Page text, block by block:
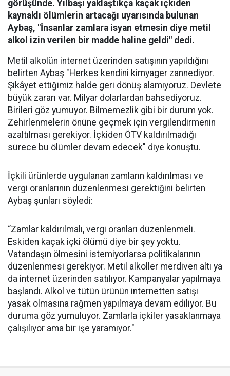
görüşünde. Yılbaşı yaklaştıkça kaçak içkiden
kaynaklı ölümlerin artacağı uyarısında bulunan
Aybaş, "İnsanlar zamlara isyan etmesin diye metil
alkol izin verilen bir madde haline geldi" dedi.
Metil alkolün internet üzerinden satışının yapıldığını
belirten Aybaş "Herkes kendini kimyager zannediyor.
Şikâyet ettiğimiz halde geri dönüş alamıyoruz. Devlete
büyük zararı var. Milyar dolarlardan bahsediyoruz.
Birileri göz yumuyor. Bilmemezlik gibi bir durum yok.
Zehirlenmelerin önüne geçmek için vergilendirmenin
azaltılması gerekiyor. İçkiden ÖTV kaldırılmadığı
sürece bu ölümler devam edecek" diye konuştu.
İçkili ürünlerde uygulanan zamların kaldırılması ve
vergi oranlarının düzenlenmesi gerektiğini belirten
Aybaş şunları söyledi:
“Zamlar kaldırılmalı, vergi oranları düzenlenmeli.
Eskiden kaçak içki ölümü diye bir şey yoktu.
Vatandaşın ölmesini istemiyorlarsa politikalarının
düzenlenmesi gerekiyor. Metil alkoller merdiven altı ya
da internet üzerinden satılıyor. Kampanyalar yapılmaya
başlandı. Alkol ve tütün ürünün internetten satışı
yasak olmasına rağmen yapılmaya devam ediliyor. Bu
duruma göz yumuluyor. Zamlarla içkiler yasaklanmaya
çalışılıyor ama bir işe yaramıyor."